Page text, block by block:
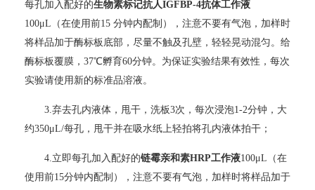
每孔加入配好的生物素标记抗人IGFBP-4抗体工作液
100μL（在使用前15 分钟内配制），注意不要有气泡，加样时
将样品加于酶标板底部，尽量不触及孔壁，轻轻晃动混匀。给
酶标板覆膜，37℃孵育60分钟。为保证实验结果有效性，每次
实验请使用新的标准品溶液。
3.弃去孔内液体，甩干，洗板3次，每次浸泡1-2分钟，大
约350μL/每孔，甩干并在吸水纸上轻拍将孔内液体拍干；
4.立即每孔加入配好的链霉亲和素HRP工作液100μL（在
使用前15分钟内配制），注意不要有气泡，加样时将样品加于